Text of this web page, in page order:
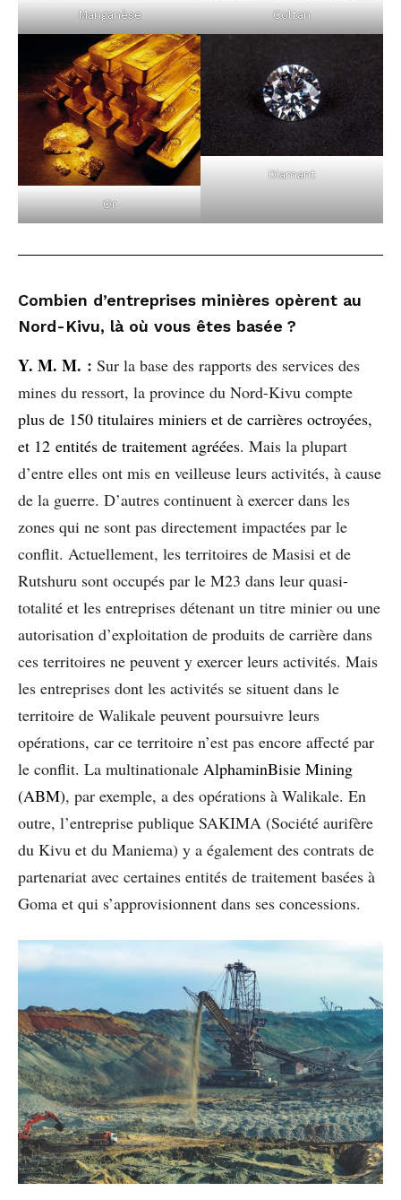
Manganèse Coltan
Or
Diamant
Combien d’entreprises minières opèrent au
Nord-Kivu, là où vous êtes basée ?
Y. M. M. : Sur la base des rapports des services des
mines du ressort, la province du Nord-Kivu compte
plus de 150 titulaires miniers et de carrières octroyées,
et 12 entités de traitement agréées. Mais la plupart
d’entre elles ont mis en veilleuse leurs activités, à cause
de la guerre. D’autres continuent à exercer dans les
zones qui ne sont pas directement impactées par le
conflit. Actuellement, les territoires de Masisi et de
Rutshuru sont occupés par le M23 dans leur quasi-
totalité et les entreprises détenant un titre minier ou une
autorisation d’exploitation de produits de carrière dans
ces territoires ne peuvent y exercer leurs activités. Mais
les entreprises dont les activités se situent dans le
territoire de Walikale peuvent poursuivre leurs
opérations, car ce territoire n’est pas encore affecté par
le conflit. La multinationale AlphaminBisie Mining
(ABM), par exemple, a des opérations à Walikale. En
outre, l’entreprise publique SAKIMA (Société aurifère
du Kivu et du Maniema) y a également des contrats de
partenariat avec certaines entités de traitement basées à
Goma et qui s’approvisionnent dans ses concessions.